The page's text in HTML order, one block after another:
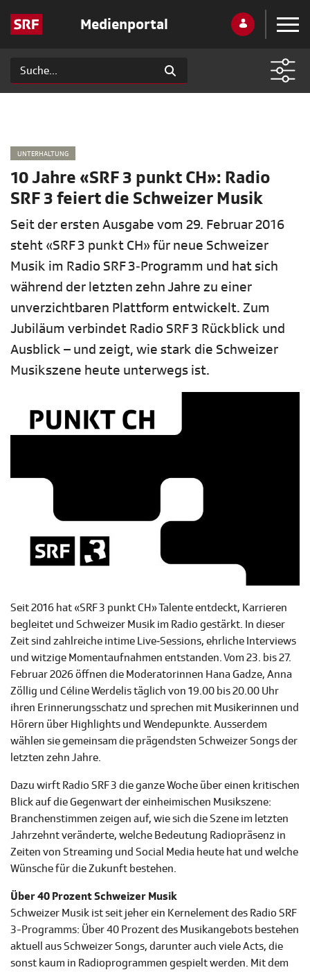
Medienportal
UNTERHALTUNG
10 Jahre «SRF 3 punkt CH»: Radio
SRF 3 feiert die Schweizer Musik
Seit der ersten Ausgabe vom 29. Februar 2016
steht «SRF 3 punkt CH» für neue Schweizer
Musik im Radio SRF 3‑Programm und hat sich
während der letzten zehn Jahre zu einer
unverzichtbaren Plattform entwickelt. Zum
Jubiläum verbindet Radio SRF 3 Rückblick und
Ausblick – und zeigt, wie stark die Schweizer
Musikszene heute unterwegs ist.
Seit 2016 hat «SRF 3 punkt CH» Talente entdeckt, Karrieren
begleitet und Schweizer Musik im Radio gestärkt. In dieser
Zeit sind zahlreiche intime Live‑Sessions, ehrliche Interviews
und witzige Momentaufnahmen entstanden. Vom 23. bis 27.
Februar 2026 öffnen die Moderatorinnen Hana Gadze, Anna
Zöllig und Céline Werdelis täglich von 19.00 bis 20.00 Uhr
ihren Erinnerungsschatz und sprechen mit Musikerinnen und
Hörern über Highlights und Wendepunkte. Ausserdem
wählen sie gemeinsam die prägendsten Schweizer Songs der
letzten zehn Jahre.
Dazu wirft Radio SRF 3 die ganze Woche über einen kritischen
Blick auf die Gegenwart der einheimischen Musikszene:
Branchenstimmen zeigen auf, wie sich die Szene im letzten
Jahrzehnt veränderte, welche Bedeutung Radiopräsenz in
Zeiten von Streaming und Social Media heute hat und welche
Wünsche für die Zukunft bestehen.
Über 40 Prozent Schweizer Musik
Schweizer Musik ist seit jeher ein Kernelement des Radio SRF
3-Programms: Über 40 Prozent des Musikangebots bestehen
aktuell aus Schweizer Songs, darunter auch viele Acts, die
sonst kaum in Radioprogrammen gespielt werden. Mit dem